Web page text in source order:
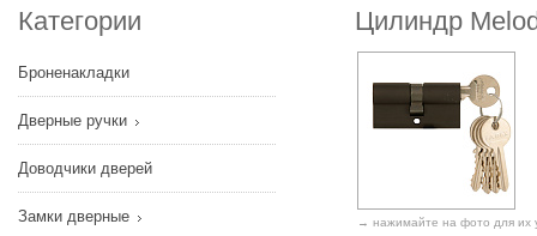
Категории
Броненакладки
Дверные ручки
Доводчики дверей
Замки дверные
Цилиндр
→ нажимайте на фото для их